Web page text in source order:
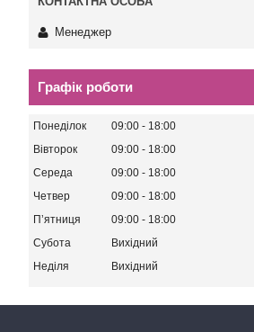
Менеджер
Графік роботи
Понеділок 09:00
18:00
Вівторок
09:00
18:00
Середа
09:00
18:00
Четвер
09:00
18:00
Пʼятниця
09:00
18:00
Субота
Вихідний
Неділя
Вихідний